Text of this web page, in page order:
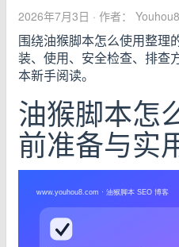
2026年7月3日 · 作者： Youhou8
围绕油猴脚本怎么使用整理
装、使用、安全检查、排查
本新手阅读。
油猴脚本怎
前准备与实